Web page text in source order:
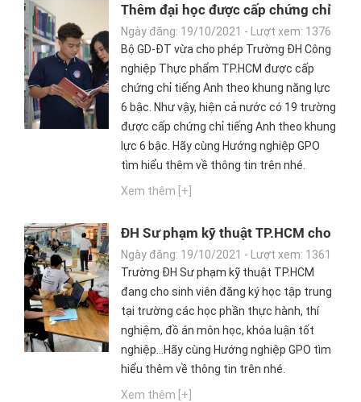
Thêm đại học được cấp chứng chỉ
tiếng Anh theo khung năng lực 6
bậc
Ngày đăng: 19/10/2021 - Lượt xem: 1376
Bộ GD-ĐT vừa cho phép Trường ĐH Công
nghiệp Thực phẩm TP.HCM được cấp
chứng chỉ tiếng Anh theo khung năng lực
6 bậc. Như vậy, hiện cả nước có 19 trường
được cấp chứng chỉ tiếng Anh theo khung
lực 6 bậc. Hãy cùng Hướng nghiệp GPO
tìm hiểu thêm về thông tin trên nhé.
Xem thêm [+]
ĐH Sư phạm kỹ thuật TP.HCM cho
sinh viên tiêm đủ vắc xin học thực
hành tại trường
Ngày đăng: 19/10/2021 - Lượt xem: 1361
Trường ĐH Sư phạm kỹ thuật TP.HCM
đang cho sinh viên đăng ký học tập trung
tại trường các học phần thực hành, thí
nghiệm, đồ án môn học, khóa luận tốt
nghiệp…Hãy cùng Hướng nghiệp GPO tìm
hiểu thêm về thông tin trên nhé.
Xem thêm [+]